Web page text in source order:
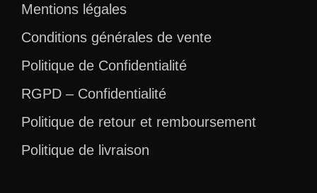
Mentions légales
Conditions générales de vente
Politique de Confidentialité
RGPD – Confidentialité
Politique de retour et remboursement
Politique de livraison